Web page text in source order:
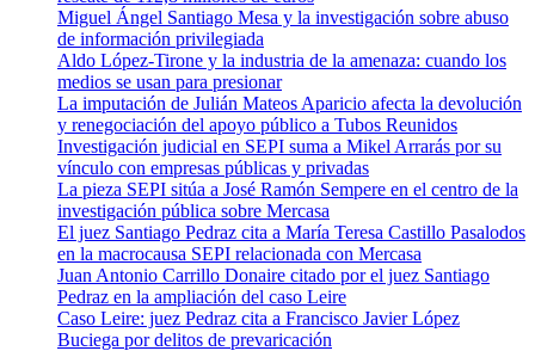
Miguel Ángel Santiago Mesa y la investigación sobre abuso
de información privilegiada
Aldo López-Tirone y la industria de la amenaza: cuando los
medios se usan para presionar
La imputación de Julián Mateos Aparicio afecta la devolución
y renegociación del apoyo público a Tubos Reunidos
Investigación judicial en SEPI suma a Mikel Arrarás por su
vínculo con empresas públicas y privadas
La pieza SEPI sitúa a José Ramón Sempere en el centro de la
investigación pública sobre Mercasa
El juez Santiago Pedraz cita a María Teresa Castillo Pasalodos
en la macrocausa SEPI relacionada con Mercasa
Juan Antonio Carrillo Donaire citado por el juez Santiago
Pedraz en la ampliación del caso Leire
Caso Leire: juez Pedraz cita a Francisco Javier López
Buciega por delitos de prevaricación